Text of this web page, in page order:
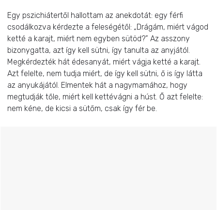
Egy pszichiátertől hallottam az anekdotát: egy férfi
csodálkozva kérdezte a feleségétől: „Drágám, miért vágod
ketté a karajt, miért nem egyben sütöd?” Az asszony
bizonygatta, azt így kell sütni, így tanulta az anyjától.
Megkérdezték hát édesanyát, miért vágja ketté a karajt.
Azt felelte, nem tudja miért, de így kell sütni, ő is így látta
az anyukájától. Elmentek hát a nagymamához, hogy
megtudják tőle, miért kell kettévágni a húst. Ő azt felelte:
nem kéne, de kicsi a sütőm, csak így fér be.